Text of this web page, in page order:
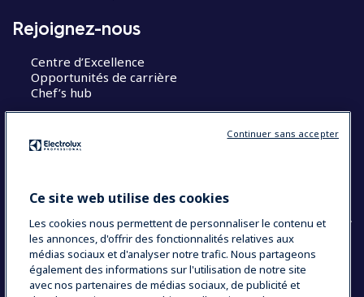
Rejoignez-nous
Centre d’Excellence
Opportunités de carrière
Chef’s hub
COUNTRY AND LANGUAGE
VOTRE SÉLECTION : FRANCE
Ce site web utilise des cookies
Les cookies nous permettent de personnaliser le contenu et
les annonces, d'offrir des fonctionnalités relatives aux
médias sociaux et d'analyser notre trafic. Nous partageons
également des informations sur l'utilisation de notre site
avec nos partenaires de médias sociaux, de publicité et
Continuer sans accepter